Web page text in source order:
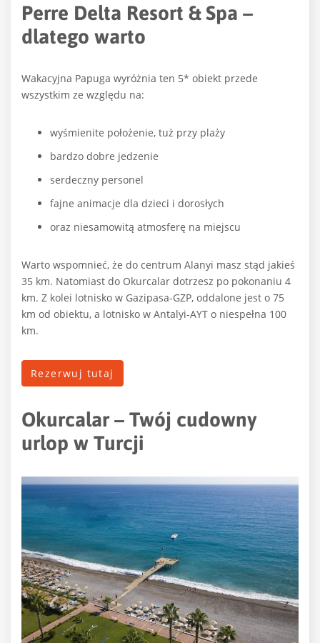
Perre Delta Resort & Spa –
dlatego warto
Wakacyjna Papuga wyróżnia ten 5* obiekt przede
wszystkim ze względu na:
wyśmienite położenie, tuż przy plaży
bardzo dobre jedzenie
serdeczny personel
fajne animacje dla dzieci i dorosłych
oraz niesamowitą atmosferę na miejscu
Warto wspomnieć, że do centrum Alanyi masz stąd jakieś
35 km. Natomiast do Okurcalar dotrzesz po pokonaniu 4
km. Z kolei lotnisko w Gazipasa-GZP, oddalone jest o 75
km od obiektu, a lotnisko w Antalyi-AYT o niespełna 100
km.
Rezerwuj tutaj
Okurcalar – Twój cudowny
urlop w Turcji